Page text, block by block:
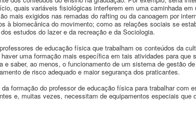
quais variáveis fisiológicas interferem em uma caminhada em
mais exigidos nas remadas do rafting ou da canoagem por
à biomecânica do movimento; como as relações sociais se
estudos do lazer e da recreação e da Sociologia.
de educação física que trabalham os conteúdos da
uma formação mais específica em tais atividades para que
e saber, ao menos, o funcionamento de um sistema de gestão
de risco adequado e maior segurança dos praticantes.
formação do professor de educação física para trabalhar com
e, muitas vezes, necessitam de equipamentos especiais que